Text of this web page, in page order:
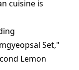
cuisine is
Set,"
Lemon